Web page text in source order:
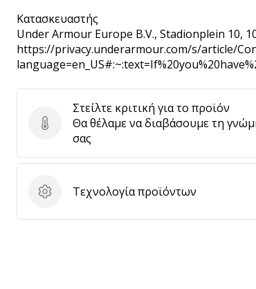
Κατασκευαστής
Under Armour Europe B.V., Stadionplein 10,
https://privacy.underarmour.com/s/article/
Στείλτε κριτική για το προϊόν
Στείλτε κριτική για το προϊόν
Θα θέλαμε να διαβάσουμε τη
σας
Τεχνολογία προϊόντων
Τεχνολογία προϊόντων